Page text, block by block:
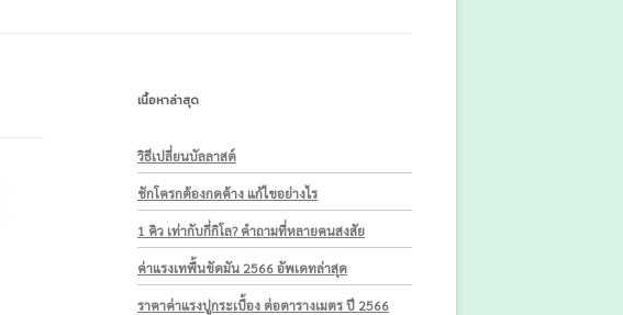
เนื้อหาล่าสุด
วิธีเปลี่ยนบัลลาสต์
ชักโครกต้องกดค้าง แก้ไขอย่างไร
1 คิว เท่ากับกี่กิโล? คำถามที่หลายคนสงสัย
ค่าแรงเทพื้นขัดมัน 2566 อัพเดทล่าสุด
ราคาค่าแรงปูกระเบื้อง ต่อตารางเมตร ปี 2566